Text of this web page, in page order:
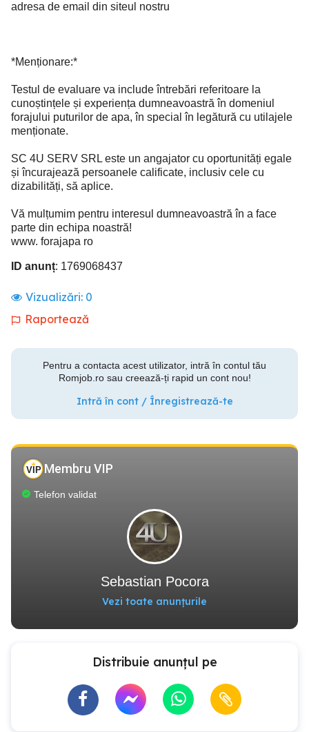
adresa de email din siteul nostru
*Menționare:*
Testul de evaluare va include întrebări referitoare la
cunoștințele și experiența dumneavoastră în domeniul
forajului puturilor de apa, în special în legătură cu utilajele
menționate.
SC 4U SERV SRL este un angajator cu oportunități egale
și încurajează persoanele calificate, inclusiv cele cu
dizabilități, să aplice.
Vă mulțumim pentru interesul dumneavoastră în a face
parte din echipa noastră!
www. forajapa ro
ID anunț: 1769068437
Vizualizări: 0
Raportează
Pentru a contacta acest utilizator, intră în contul tău
Romjob.ro sau creează-ți rapid un cont nou!
Intră în cont / Înregistrează-te
Membru VIP
Telefon validat
Sebastian Pocora
Vezi toate anunțurile
Distribuie anunțul pe